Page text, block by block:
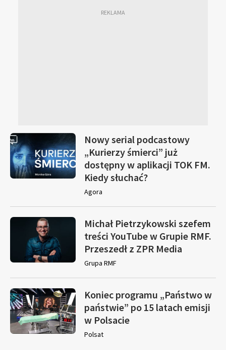
Nowy serial podcastowy
„Kurierzy śmierci” już
dostępny w aplikacji TOK FM.
Kiedy słuchać?
Agora
Michał Pietrzykowski szefem
treści YouTube w Grupie RMF.
Przeszedł z ZPR Media
Grupa RMF
Koniec programu „Państwo w
państwie” po 15 latach emisji
w Polsacie
Polsat